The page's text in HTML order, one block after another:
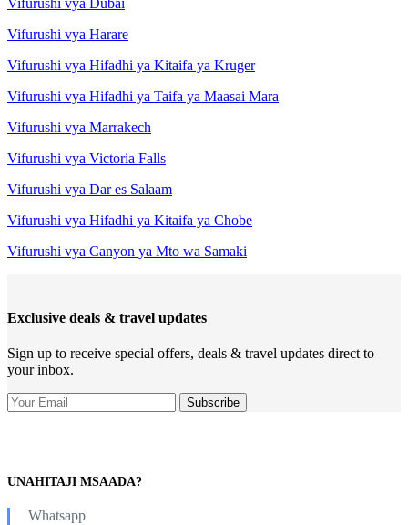
Vifurushi vya Dubai
Vifurushi vya Harare
Vifurushi vya Hifadhi ya Kitaifa ya Kruger
Vifurushi vya Hifadhi ya Taifa ya Maasai Mara
Vifurushi vya Marrakech
Vifurushi vya Victoria Falls
Vifurushi vya Dar es Salaam
Vifurushi vya Hifadhi ya Kitaifa ya Chobe
Vifurushi vya Canyon ya Mto wa Samaki
Exclusive deals & travel updates
Sign up to receive special offers, deals & travel updates direct to
your inbox.
UNAHITAJI MSAADA?
Whatsapp